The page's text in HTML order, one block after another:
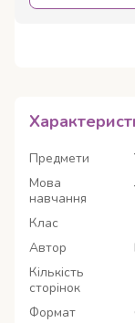
Предмети
Мова
навчання
Клас
Автор
Кількість
сторінок
Формат